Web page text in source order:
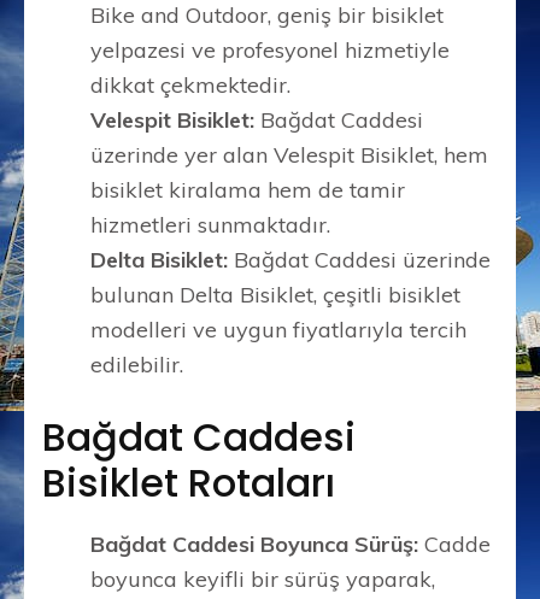
Bike and Outdoor, geniş bir bisiklet
yelpazesi ve profesyonel hizmetiyle
dikkat çekmektedir.
Velespit Bisiklet: Bağdat Caddesi
üzerinde yer alan Velespit Bisiklet, hem
bisiklet kiralama hem de tamir
hizmetleri sunmaktadır.
Delta Bisiklet: Bağdat Caddesi üzerinde
bulunan Delta Bisiklet, çeşitli bisiklet
modelleri ve uygun fiyatlarıyla tercih
edilebilir.
Bağdat Caddesi
Bisiklet Rotaları
Bağdat Caddesi Boyunca Sürüş: Cadde
boyunca keyifli bir sürüş yaparak,